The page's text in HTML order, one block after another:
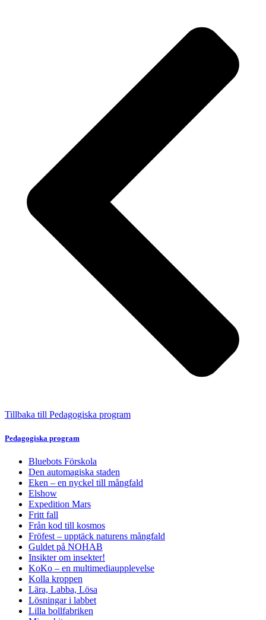
Tillbaka till Pedagogiska program
Pedagogiska program
Bluebots Förskola
Den automagiska staden
Eken – en nyckel till mångfald
Elshow
Expedition Mars
Fritt fall
Från kod till kosmos
Fröfest – upptäck naturens mångfald
Guldet på NOHAB
Insikter om insekter!
KoKo – en multimediaupplevelse
Kolla kroppen
Lära, Labba, Lösa
Lösningar i labbet
Lilla bollfabriken